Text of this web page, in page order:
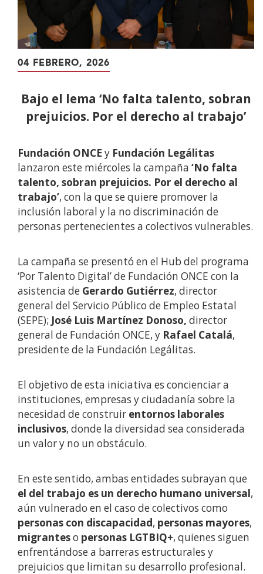
04 FEBRERO, 2026
Bajo el lema ‘No falta talento, sobran
prejuicios. Por el derecho al trabajo’
Fundación ONCE y Fundación Legálitas
lanzaron este miércoles la campaña ‘No falta
talento, sobran prejuicios. Por el derecho al
trabajo’, con la que se quiere promover la
inclusión laboral y la no discriminación de
personas pertenecientes a colectivos vulnerables.
La campaña se presentó en el Hub del programa
‘Por Talento Digital’ de Fundación ONCE con la
asistencia de Gerardo Gutiérrez, director
general del Servicio Público de Empleo Estatal
(SEPE); José Luis Martínez Donoso, director
general de Fundación ONCE, y Rafael Catalá,
presidente de la Fundación Legálitas.
El objetivo de esta iniciativa es concienciar a
instituciones, empresas y ciudadanía sobre la
necesidad de construir entornos laborales
inclusivos, donde la diversidad sea considerada
un valor y no un obstáculo.
En este sentido, ambas entidades subrayan que
el del trabajo es un derecho humano universal,
aún vulnerado en el caso de colectivos como
personas con discapacidad, personas mayores,
migranteso personas LGTBIQ+, quienes siguen
enfrentándose a barreras estructurales y
prejuicios que limitan su desarrollo profesional.